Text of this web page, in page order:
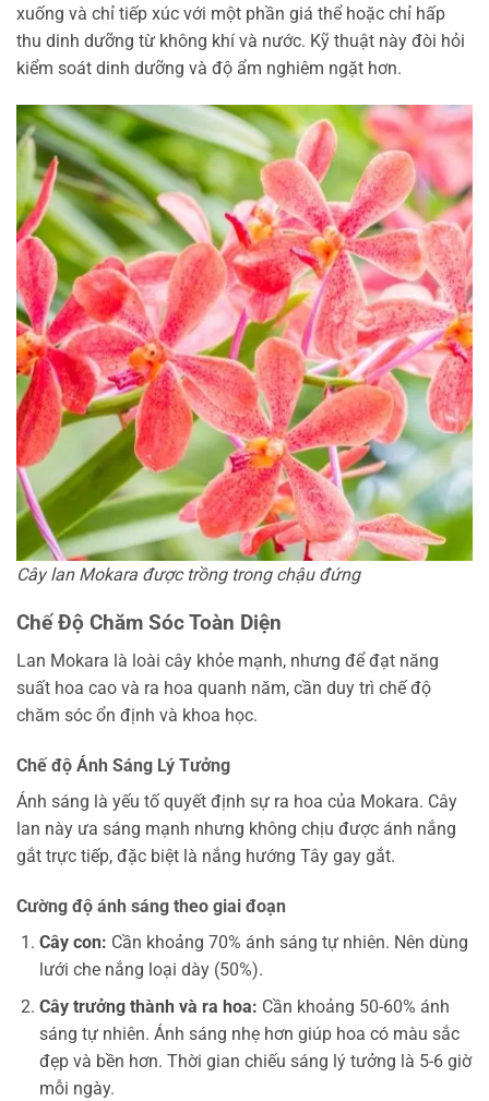
xuống và chỉ tiếp xúc với một phần giá thể hoặc chỉ hấp
thu dinh dưỡng từ không khí và nước. Kỹ thuật này đòi hỏi
kiểm soát dinh dưỡng và độ ẩm nghiêm ngặt hơn.
Cây lan Mokara được trồng trong chậu đứng
Chế Độ Chăm Sóc Toàn Diện
Lan Mokara là loài cây khỏe mạnh, nhưng để đạt năng
suất hoa cao và ra hoa quanh năm, cần duy trì chế độ
chăm sóc ổn định và khoa học.
Chế độ Ánh Sáng Lý Tưởng
Ánh sáng là yếu tố quyết định sự ra hoa của Mokara. Cây
lan này ưa sáng mạnh nhưng không chịu được ánh nắng
gắt trực tiếp, đặc biệt là nắng hướng Tây gay gắt.
Cường độ ánh sáng theo giai đoạn
Cây con: Cần khoảng 70% ánh sáng tự nhiên. Nên dùng
lưới che nắng loại dày (50%).
Cây trưởng thành và ra hoa: Cần khoảng 50-60% ánh
sáng tự nhiên. Ánh sáng nhẹ hơn giúp hoa có màu sắc
đẹp và bền hơn. Thời gian chiếu sáng lý tưởng là 5-6 giờ
mỗi ngày.